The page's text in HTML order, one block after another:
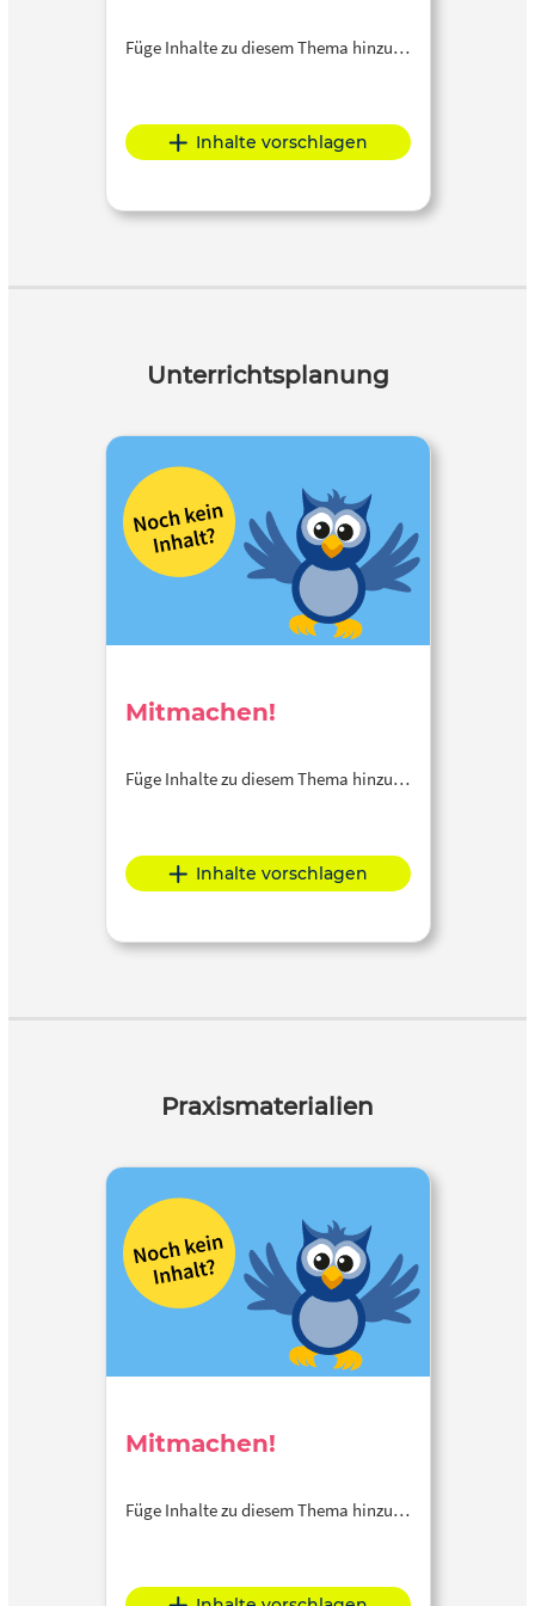
Füge Inhalte zu diesem Thema hinzu…
Inhalte vorschlagen
Unterrichtsplanung
Mitmachen!
Füge Inhalte zu diesem Thema hinzu…
Inhalte vorschlagen
Praxismaterialien
Mitmachen!
Füge Inhalte zu diesem Thema hinzu…